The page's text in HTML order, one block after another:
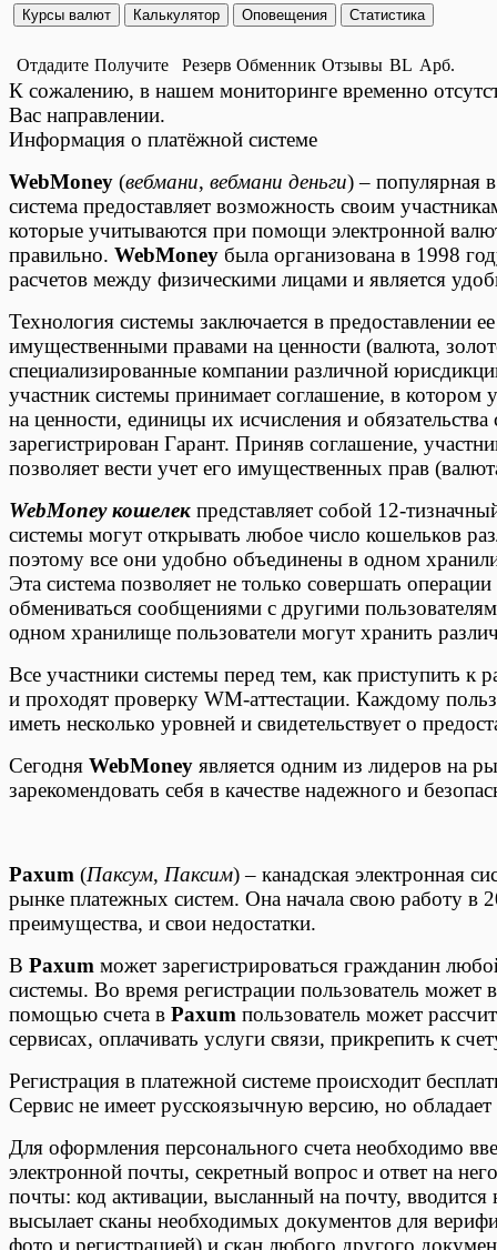
Отдадите Получите Резерв Обменник Отзывы BL Арб.
К сожалению, в нашем мониторинге временно
Вас направлении.
Информация о платёжной системе
WebMoney (вебмани, вебмани деньги) – популярная
система предоставляет возможность своим
которые учитываются при помощи электронной
правильно. WebMoney была организована в 1998
расчетов между физическими лицами и является
Технология системы заключается в предоставлении
имущественными правами на ценности (валюта,
специализированные компании различной
участник системы принимает соглашение, в
на ценности, единицы их исчисления и
зарегистрирован Гарант. Приняв соглашение,
позволяет вести учет его имущественных прав
WebMoney кошелек представляет собой 12-
системы могут открывать любое число кошельков
поэтому все они удобно объединены в одном
Эта система позволяет не только совершать
обмениваться сообщениями с другими
одном хранилище пользователи могут хранить
Все участники системы перед тем, как приступить к
и проходят проверку WM-аттестации. Каждому
иметь несколько уровней и свидетельствует о
Сегодня WebMoney является одним из лидеров на
зарекомендовать себя в качестве надежного и
Paxum (Паксум, Паксим) – канадская электронная
рынке платежных систем. Она начала свою работу в
преимущества, и свои недостатки.
В Paxum может зарегистрироваться гражданин
системы. Во время регистрации пользователь может
помощью счета в Paxum пользователь может
сервисах, оплачивать услуги связи, прикрепить к
Регистрация в платежной системе происходит
Сервис не имеет русскоязычную версию, но
Для оформления персонального счета необходимо
электронной почты, секретный вопрос и ответ на
почты: код активации, высланный на почту,
высылает сканы необходимых документов для
фото и регистрацией) и скан любого другого